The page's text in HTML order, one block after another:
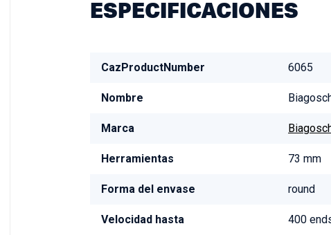
ESPECIFICACIONES
CazProductNumber 6065
Nombre
Marca
Herramientas 73 mm
Forma del envase round
Velocidad hasta 400